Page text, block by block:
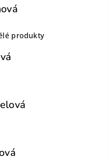
je 5 z 5 hvězdiček.
produkty
je 5 z 5 hvězdiček.
je 5 z 5 hvězdiček.